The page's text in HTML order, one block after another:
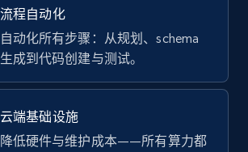
- find products by using
Brand, Description, Initial
5.7K+ 注册使用
流程自动化
自动化所有步骤：从规划、schema
生成到代码创建与测试。
云端基础设施
降低硬件与维护成本——所有算力都